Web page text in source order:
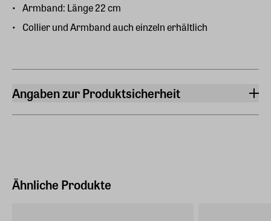
Armband: Länge 22 cm
Collier und Armband auch einzeln erhältlich
Angaben zur Produktsicherheit
Deutschland (EU)
Ähnliche Produkte